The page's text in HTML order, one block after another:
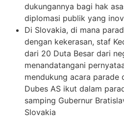
dukungannya bagi hak
diplomasi publik yang
Di Slovakia, di mana
dengan kekerasan, staf
dari 20 Duta Besar dari
menandatangani
mendukung acara parade
Dubes AS ikut dalam
samping Gubernur
Slovakia